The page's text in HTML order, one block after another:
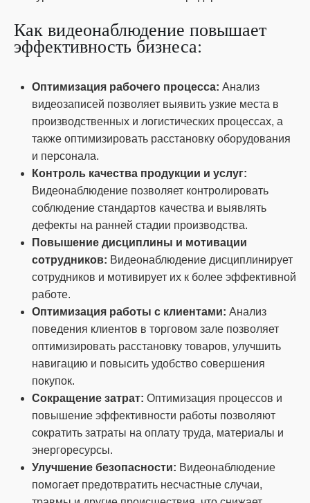
Как видеонаблюдение повышает
эффективность бизнеса:
Оптимизация рабочего процесса: Анализ
видеозаписей позволяет выявить узкие места в
производственных и логистических процессах, а
также оптимизировать расстановку оборудования
и персонала.
Контроль качества продукции и услуг:
Видеонаблюдение позволяет контролировать
соблюдение стандартов качества и выявлять
дефекты на ранней стадии производства.
Повышение дисциплины и мотивации
сотрудников: Видеонаблюдение дисциплинирует
сотрудников и мотивирует их к более эффективной
работе.
Оптимизация работы с клиентами: Анализ
поведения клиентов в торговом зале позволяет
оптимизировать расстановку товаров, улучшить
навигацию и повысить удобство совершения
покупок.
Сокращение затрат: Оптимизация процессов и
повышение эффективности работы позволяют
сократить затраты на оплату труда, материалы и
энергоресурсы.
Улучшение безопасности: Видеонаблюдение
помогает предотвратить несчастные случаи,